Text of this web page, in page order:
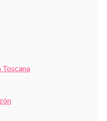
Toscana